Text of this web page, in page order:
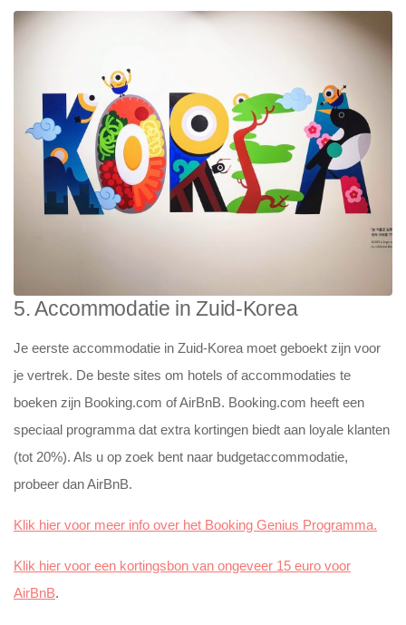
5. Accommodatie in Zuid-Korea
Je eerste accommodatie in Zuid-Korea moet geboekt zijn voor
je vertrek. De beste sites om hotels of accommodaties te
boeken zijn Booking.com of AirBnB. Booking.com heeft een
speciaal programma dat extra kortingen biedt aan loyale klanten
(tot 20%). Als u op zoek bent naar budgetaccommodatie,
probeer dan AirBnB.
Klik hier voor meer info over het Booking Genius Programma.
Klik hier voor een kortingsbon van ongeveer 15 euro voor
AirBnB.